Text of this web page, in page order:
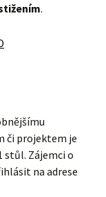
.
či projektem je
stůl. Zájemci o
na adrese